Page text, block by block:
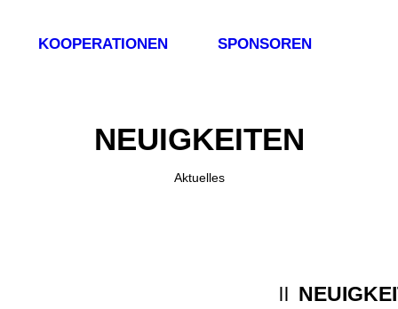
KOOPERATIONEN SPONSOREN
NEUIGKEITEN
Aktuelles